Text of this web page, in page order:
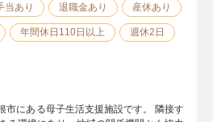
当あり 退職金あり 産休あり
年間休日110日以上 週休2日
市にある母子生活支援施設です。 隣接す